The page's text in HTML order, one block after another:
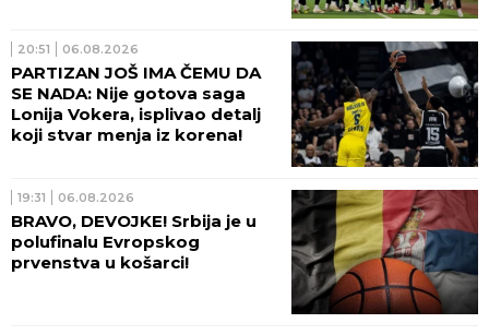
20:51 06.08.2026
PARTIZAN JOŠ IMA ČEMU DA
SE NADA: Nije gotova saga
Lonija Vokera, isplivao detalj
koji stvar menja iz korena!
19:31 06.08.2026
BRAVO, DEVOJKE! Srbija je u
polufinalu Evropskog
prvenstva u košarci!